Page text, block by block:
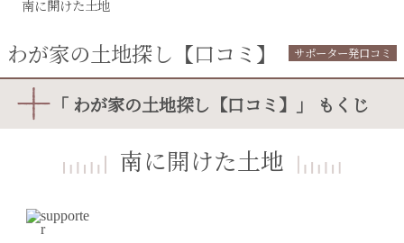
南に開けた土地
わが家の土地探し【口コミ】 サポーター発口コミ
「 わが家の土地探し【口コミ】」 もくじ
南に開けた土地